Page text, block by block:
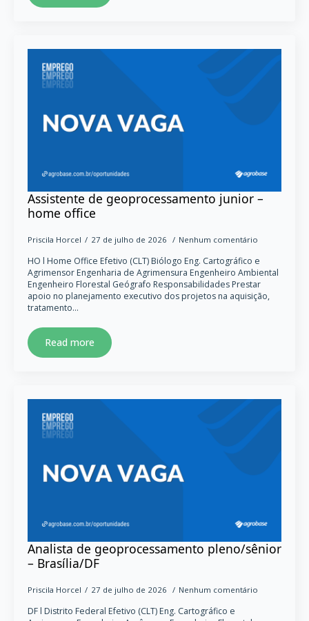
Assistente de geoprocessamento junior –
home office
Priscila Horcel 27 de julho de 2026 Nenhum comentário
HO l Home Office Efetivo (CLT) Biólogo Eng. Cartográfico e
Agrimensor Engenharia de Agrimensura Engenheiro Ambiental
Engenheiro Florestal Geógrafo Responsabilidades Prestar
apoio no planejamento executivo dos projetos na aquisição,
tratamento…
Read more
Analista de geoprocessamento pleno/sênior
– Brasília/DF
Priscila Horcel 27 de julho de 2026 Nenhum comentário
DF l Distrito Federal Efetivo (CLT) Eng. Cartográfico e